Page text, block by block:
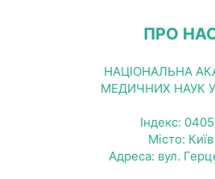
ПРО
НАЦІОНАЛЬНА
МЕДИЧНИХ НАУК
Індекс:
Місто: Київ
Адреса: вул.